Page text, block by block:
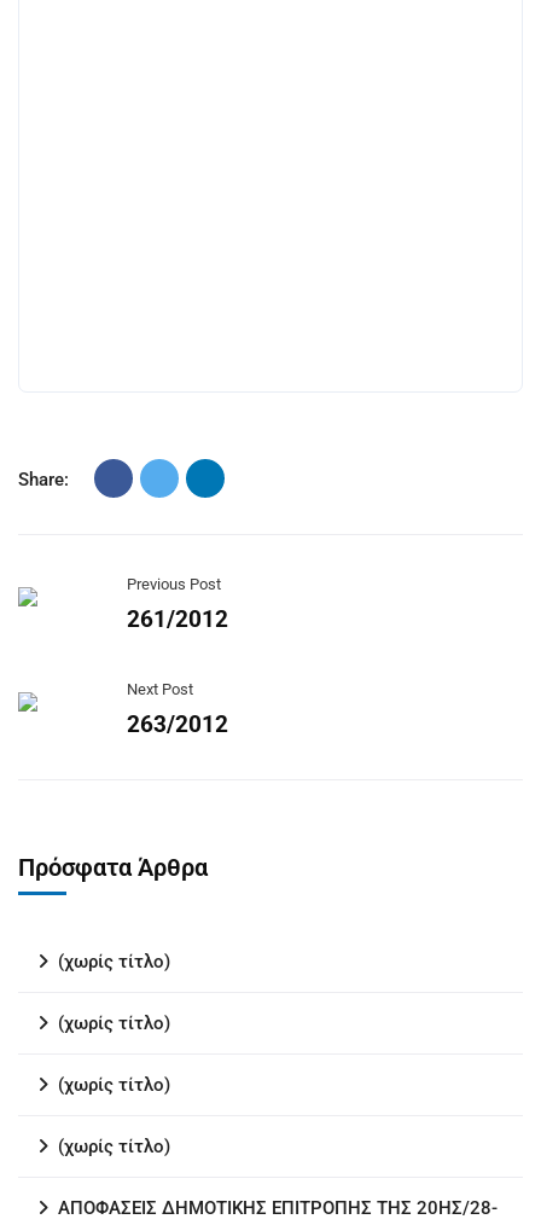
Share:
Previous Post
261/2012
Next Post
263/2012
Πρόσφατα Άρθρα
(χωρίς τίτλο)
(χωρίς τίτλο)
(χωρίς τίτλο)
(χωρίς τίτλο)
ΑΠΟΦΑΣΕΙΣ ΔΗΜΟΤΙΚΗΣ ΕΠΙΤΡΟΠΗΣ ΤΗΣ 20ΗΣ/28-